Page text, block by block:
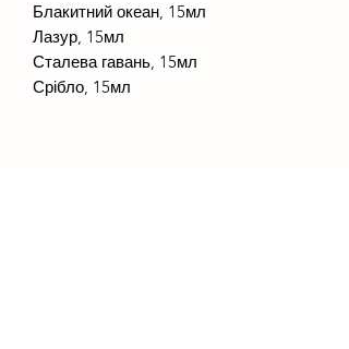
Блакитний океан, 15мл
Лазур, 15мл
Сталева гавань, 15мл
Срібло, 15мл